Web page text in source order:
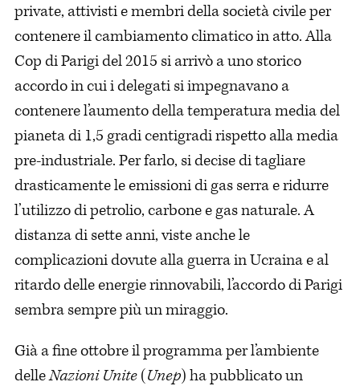
private, attivisti e membri della società civile per
contenere il cambiamento climatico in atto. Alla
Cop di Parigi del 2015 si arrivò a uno storico
accordo in cui i delegati si impegnavano a
contenere l’aumento della temperatura media del
pianeta di 1,5 gradi centigradi rispetto alla media
pre-industriale. Per farlo, si decise di tagliare
drasticamente le emissioni di gas serra e ridurre
l’utilizzo di petrolio, carbone e gas naturale. A
distanza di sette anni, viste anche le
complicazioni dovute alla guerra in Ucraina e al
ritardo delle energie rinnovabili, l’accordo di Parigi
sembra sempre più un miraggio.
Già a fine ottobre il programma per l’ambiente
delleNazioni Unite(Unep) ha pubblicato un